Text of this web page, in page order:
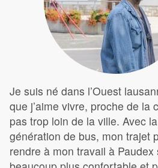
Je suis né dans l’Ouest
que j’aime vivre, proche de la
pas trop loin de la ville. Avec
génération de bus, mon trajet
rendre à mon travail à Paudex